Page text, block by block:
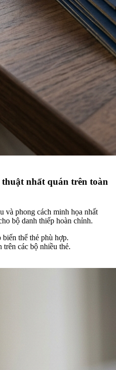
nhất quán trên toàn
và phong cách minh họa nhất
bộ danh thiếp hoàn chỉnh.
thể thẻ phù hợp.
trên các bộ nhiều thẻ.